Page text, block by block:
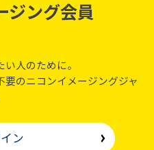
ジング会員
人のために。
のニコンイメージングジャ
ン